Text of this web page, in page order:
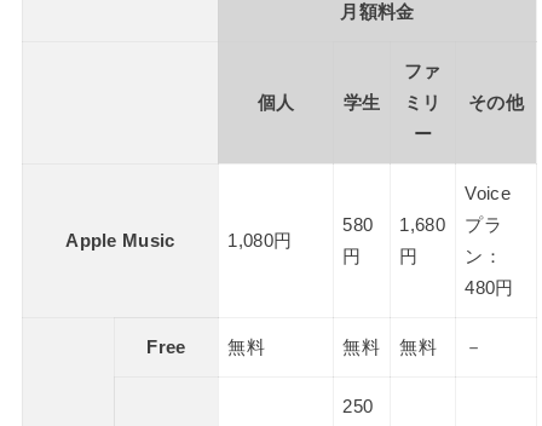
月額料金
個人 学生
ファ
ミリ
ー
その他
Apple Music 1,080円
580
円
1,680
円
Voice
プラ
ン：
480円
Free 無料 無料 無料 －
250